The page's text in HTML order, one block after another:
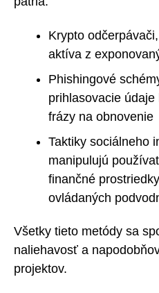
Krypto
aktíva z
Phishingové
prihlasovacie
frázy na obnovenie
Taktiky sociálneho
manipulujú
finančné
ovládaných
Všetky tieto metódy sa
naliehavosť a
projektov.